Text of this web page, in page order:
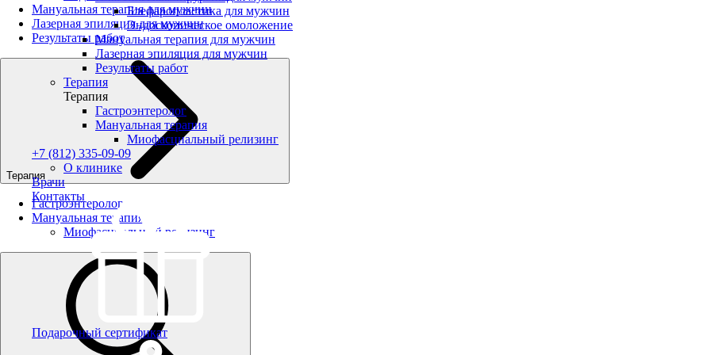
Мануальная терапия для мужчин
Лазерная эпиляция для мужчин
Результаты работ
Терапия
Гастроэнтеролог
Мануальная терапия
Миофасциальный релизинг
Блефаропластика для мужчин
Эндоскопическое омоложение
Мануальная терапия для мужчин
Лазерная эпиляция для мужчин
Результаты работ
Терапия
Терапия
Гастроэнтеролог
Мануальная терапия
Миофасциальный релизинг
+7 (812) 335-09-09
О клинике
Врачи
Контакты
Подарочный сертификат